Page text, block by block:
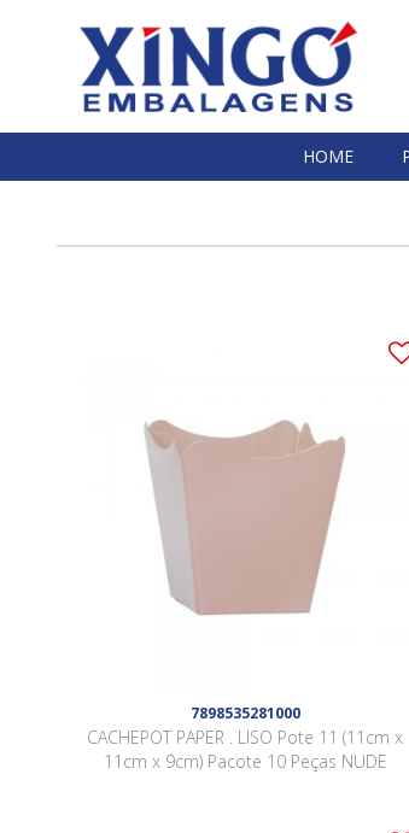
HOME
7898535281000
CACHEPOT PAPER . LISO Pote 11 (11cm x
11cm x 9cm) Pacote 10 Peças NUDE